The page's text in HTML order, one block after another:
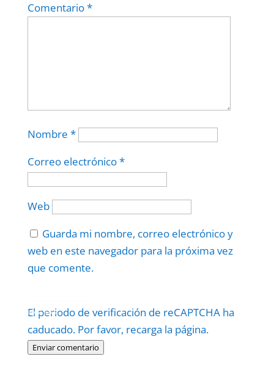
Comentario*
Nombre *
Correo electrónico*
Web
Guarda mi nombre, correo electrónico y
web en este navegador para la próxima vez
que comente.
El periodo de verificación de reCAPTCHA ha
caducado. Por favor, recarga la página.
Enviar comentario
Politica–Términos.